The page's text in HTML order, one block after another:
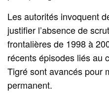
Les autorités invoquent
justifier l’absence de
frontalières de 1998 à
récents épisodes liés au
Tigré sont avancés pour
permanent.